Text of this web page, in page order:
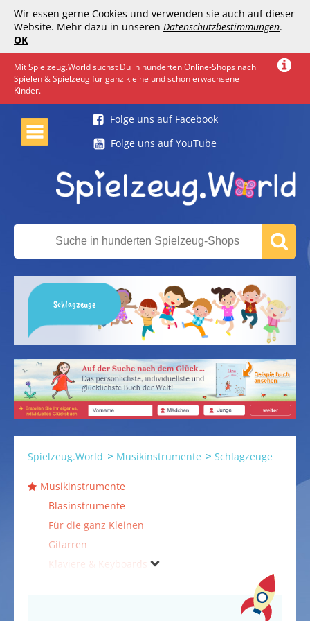
Wir essen gerne Cookies und verwenden sie auch auf dieser
Website. Mehr dazu in unseren Datenschutzbestimmungen.
OK
Mit Spielzeug.World suchst Du in hunderten Online-Shops nach
Spielen & Spielzeug für ganz kleine und schon erwachsene
Kinder.
Folge uns auf Facebook
Folge uns auf YouTube
Schlagzeuge
Spielzeug.World Musikinstrumente Schlagzeuge
Musikinstrumente
Blasinstrumente
Für die ganz Kleinen
Gitarren
Klaviere & Keyboards